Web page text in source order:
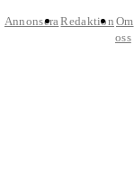
AnnonseraRedaktion Om
oss